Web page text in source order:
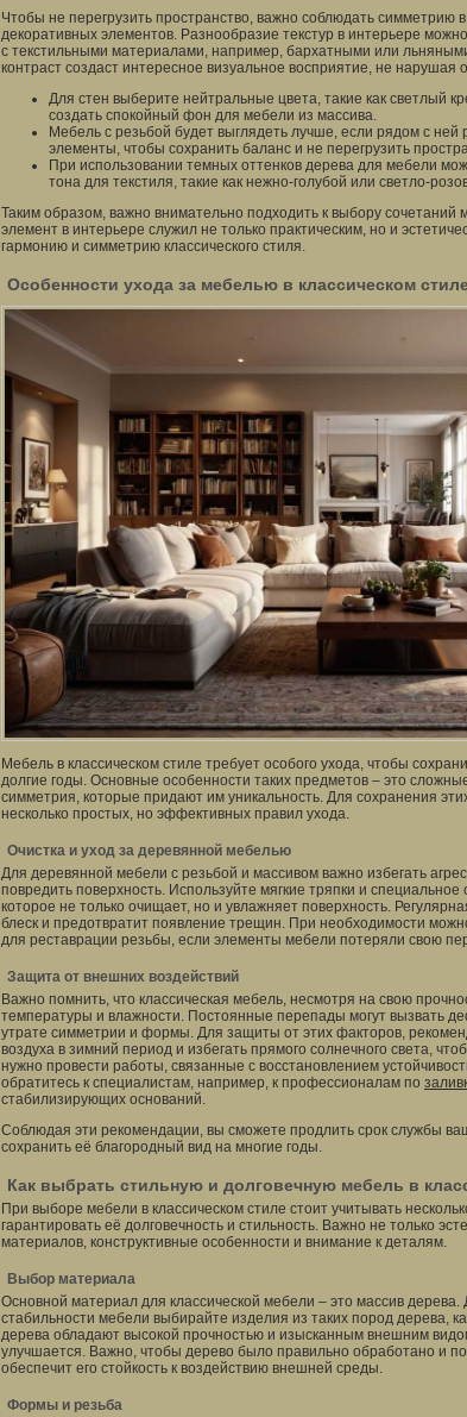
Чтобы не перегрузить пространство, важно соблюдать симметрию
декоративных элементов. Разнообразие текстур в интерьере
с текстильными материалами, например, бархатными или
контраст создаст интересное визуальное восприятие, не
Для стен выберите нейтральные цвета, такие как светлый
создать спокойный фон для мебели из массива.
Мебель с резьбой будет выглядеть лучше, если рядом с
элементы, чтобы сохранить баланс и не перегрузить
При использовании темных оттенков дерева для мебели
тона для текстиля, такие как нежно-голубой или светло-
Таким образом, важно внимательно подходить к выбору сочетаний
элемент в интерьере служил не только практическим, но и
гармонию и симметрию классического стиля.
Особенности ухода за мебелью в классическом
Мебель в классическом стиле требует особого ухода, чтобы
долгие годы. Основные особенности таких предметов – это
симметрия, которые придают им уникальность. Для сохранения
несколько простых, но эффективных правил ухода.
Очистка и уход за деревянной мебелью
Для деревянной мебели с резьбой и массивом важно избегать
повредить поверхность. Используйте мягкие тряпки и специальное
которое не только очищает, но и увлажняет поверхность.
блеск и предотвратит появление трещин. При необходимости
для реставрации резьбы, если элементы мебели потеряли свою
Защита от внешних воздействий
Важно помнить, что классическая мебель, несмотря на свою
температуры и влажности. Постоянные перепады могут вызвать
утрате симметрии и формы. Для защиты от этих факторов,
воздуха в зимний период и избегать прямого солнечного света,
нужно провести работы, связанные с восстановлением
обратитесь к специалистам, например, к профессионалам по
стабилизирующих оснований.
Соблюдая эти рекомендации, вы сможете продлить срок службы
сохранить её благородный вид на многие годы.
Как выбрать стильную и долговечную мебель в
При выборе мебели в классическом стиле стоит учитывать
гарантировать её долговечность и стильность. Важно не только
материалов, конструктивные особенности и внимание к деталям.
Выбор материала
Основной материал для классической мебели – это массив дерева.
стабильности мебели выбирайте изделия из таких пород дерева,
дерева обладают высокой прочностью и изысканным внешним
улучшается. Важно, чтобы дерево было правильно обработано и
обеспечит его стойкость к воздействию внешней среды.
Формы и резьба